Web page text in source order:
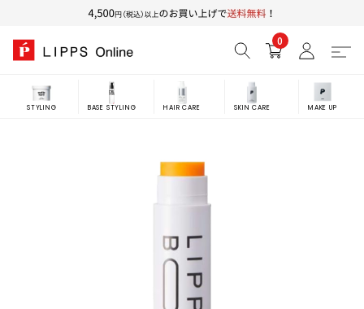
0
STYLING BASE STYLING HAIR CARE SKIN CARE MAKE UP